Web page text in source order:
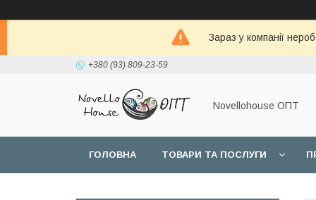
Зараз у компанії
+380 (93) 809-23-59
Novellohouse ОПТ
ГОЛОВНА ТОВАРИ ТА ПОСЛУГИ